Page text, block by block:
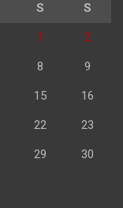
S S
1 2
8 9
15 16
22 23
29 30